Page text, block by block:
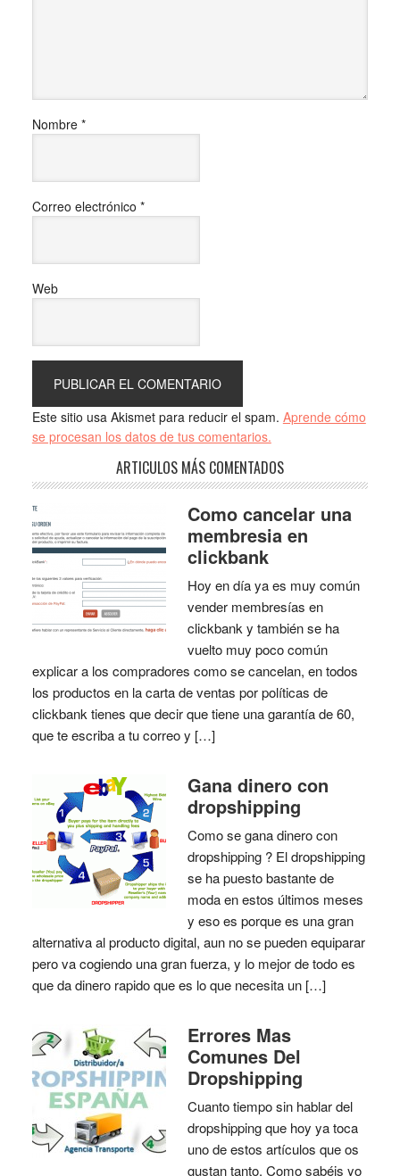
Nombre *
Correo electrónico *
Web
Este sitio usa Akismet para reducir el spam. Aprende cómo
se procesan los datos de tus comentarios.
ARTICULOS MÁS COMENTADOS
Como cancelar una
membresia en
clickbank
Hoy en día ya es muy común
vender membresías en
clickbank y también se ha
vuelto muy poco común
explicar a los compradores como se cancelan, en todos
los productos en la carta de ventas por políticas de
clickbank tienes que decir que tiene una garantía de 60,
que te escriba a tu correo y […]
Gana dinero con
dropshipping
Como se gana dinero con
dropshipping ? El dropshipping
se ha puesto bastante de
moda en estos últimos meses
y eso es porque es una gran
alternativa al producto digital, aun no se pueden equiparar
pero va cogiendo una gran fuerza, y lo mejor de todo es
que da dinero rapido que es lo que necesita un […]
Errores Mas
Comunes Del
Dropshipping
Cuanto tiempo sin hablar del
dropshipping que hoy ya toca
uno de estos artículos que os
gustan tanto. Como sabéis yo